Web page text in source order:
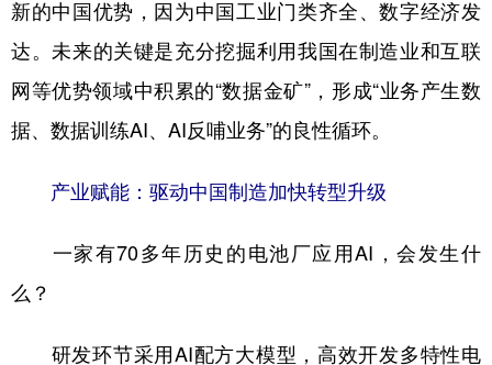
新的中国优势，因为中国工业门类齐全、数字经济发
达。未来的关键是充分挖掘利用我国在制造业和互联
网等优势领域中积累的“数据金矿”，形成“业务产生数
据、数据训练AI、AI反哺业务”的良性循环。
产业赋能：驱动中国制造加快转型升级
一家有70多年历史的电池厂应用AI，会发生什
么？
研发环节采用AI配方大模型，高效开发多特性电